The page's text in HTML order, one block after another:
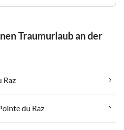
Traumurlaub an der
Raz
du Raz